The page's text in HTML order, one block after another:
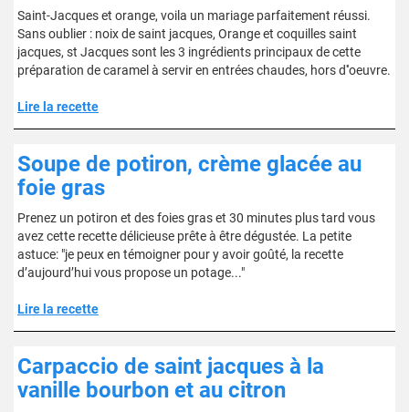
Saint-Jacques et orange, voila un mariage parfaitement réussi.
Sans oublier : noix de saint jacques, Orange et coquilles saint
jacques, st Jacques sont les 3 ingrédients principaux de cette
préparation de caramel à servir en entrées chaudes, hors d''oeuvre.
Lire la recette
Soupe de potiron, crème glacée au
foie gras
Prenez un potiron et des foies gras et 30 minutes plus tard vous
avez cette recette délicieuse prête à être dégustée. La petite
astuce: "je peux en témoigner pour y avoir goûté, la recette
d’aujourd’hui vous propose un potage..."
Lire la recette
Carpaccio de saint jacques à la
vanille bourbon et au citron